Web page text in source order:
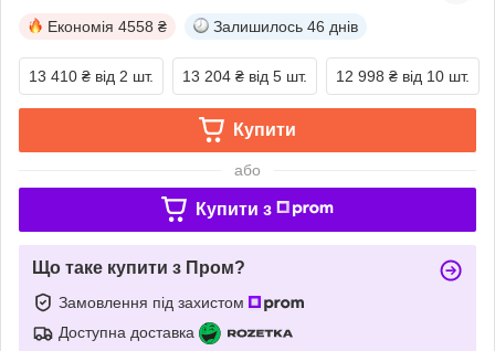
Економія 4558 ₴ Залишилось 46 днів
13 410 ₴ від 2 шт. 13 204 ₴ від 5 шт. 12 998 ₴ від 10 шт.
Купити
або
Купити з
Що таке купити з Пром?
Замовлення під захистом
Доступна доставка